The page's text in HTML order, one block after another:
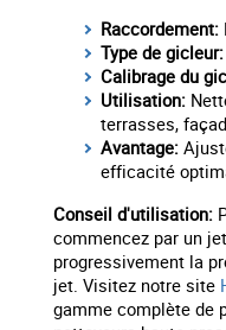
Raccordement:
Type de gicleur:
Calibrage du
Utilisation:
terrasses,
Avantage:
efficacité
Conseil d'utilisation:
commencez par un
progressivement la
jet. Visitez notre site
gamme complète de